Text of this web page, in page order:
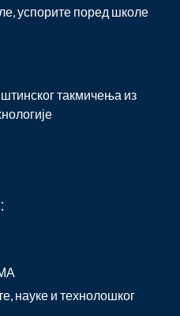
успорите поред школе
такмичења из
науке и технолошког